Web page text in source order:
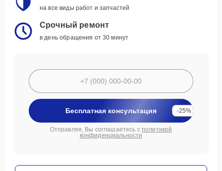
на все виды работ и запчастей
Срочный ремонт
в день обращения от 30 минут
Бесплатная консультация -25%
Отправляя, Вы соглашаетесь с политикой
конфиденциальности